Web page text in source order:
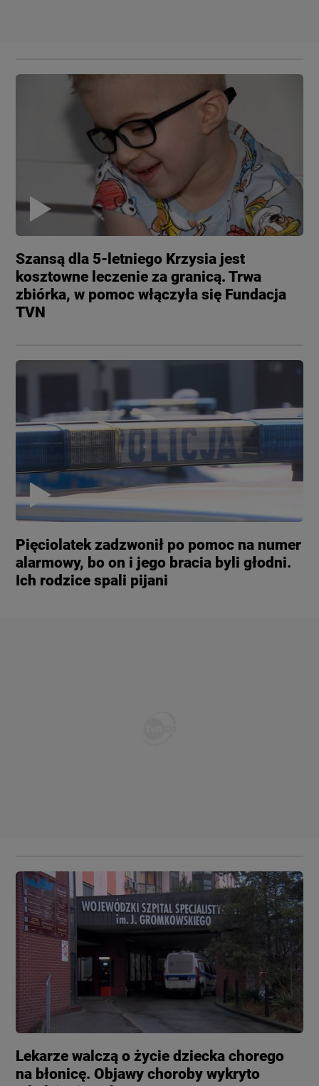
Szansą dla 5-letniego Krzysia jest
kosztowne leczenie za granicą. Trwa
zbiórka, w pomoc włączyła się Fundacja
TVN
Pięciolatek zadzwonił po pomoc na numer
alarmowy, bo on i jego bracia byli głodni.
Ich rodzice spali pijani
Lekarze walczą o życie dziecka chorego
na błonicę. Objawy choroby wykryto